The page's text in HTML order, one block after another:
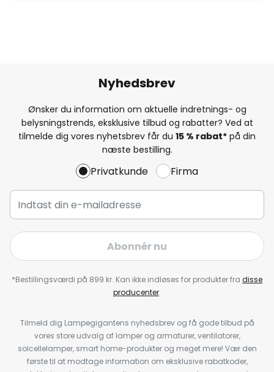
Nyhedsbrev
Ønsker du information om aktuelle indretnings- og
belysningstrends, eksklusive tilbud og rabatter? Ved at
tilmelde dig vores nyhetsbrev får du 15 % rabat* på din
næste bestilling.
Privatkunde Firma
Abonnér nu
*Bestillingsværdi på 899 kr. Kan ikke indløses for produkter fra disse
producenter.
Tilmeld dig Lampegigantens nyhedsbrev og få gode tilbud på
vores store udvalg af lamper og armaturer, ventilatorer,
solcellelamper, smart home-produkter og meget mere! Vær den
første til at modtage information om eksklusive rabatkoder,